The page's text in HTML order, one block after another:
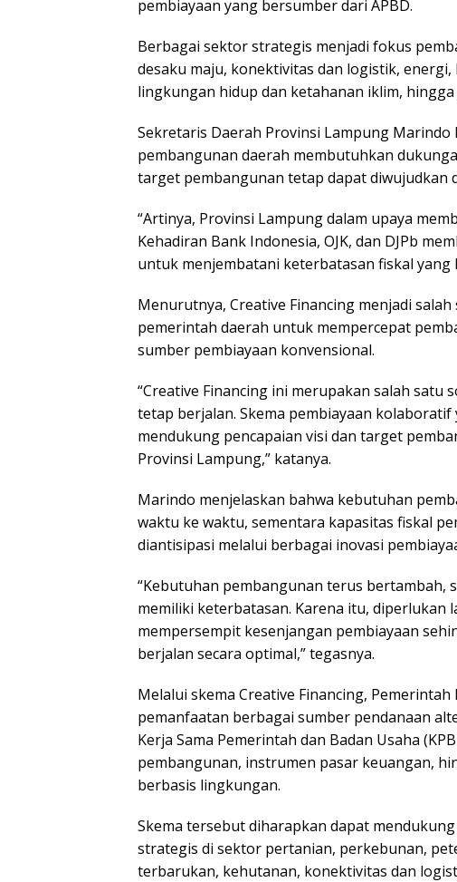
pembiayaan yang bersumber dari APBD.
Berbagai sektor strategis menjadi fokus
desaku maju, konektivitas dan logistik,
lingkungan hidup dan ketahanan iklim,
Sekretaris Daerah Provinsi Lampung Marindo
pembangunan daerah membutuhkan
target pembangunan tetap dapat diwujudkan
“Artinya, Provinsi Lampung dalam upaya
Kehadiran Bank Indonesia, OJK, dan DJPb
untuk menjembatani keterbatasan fiskal yang
Menurutnya, Creative Financing menjadi
pemerintah daerah untuk mempercepat
sumber pembiayaan konvensional.
“Creative Financing ini merupakan salah
tetap berjalan. Skema pembiayaan
mendukung pencapaian visi dan target
Provinsi Lampung,” katanya.
Marindo menjelaskan bahwa kebutuhan
waktu ke waktu, sementara kapasitas fiskal
diantisipasi melalui berbagai inovasi
“Kebutuhan pembangunan terus bertambah,
memiliki keterbatasan. Karena itu,
mempersempit kesenjangan pembiayaan
berjalan secara optimal,” tegasnya.
Melalui skema Creative Financing,
pemanfaatan berbagai sumber pendanaan
Kerja Sama Pemerintah dan Badan Usaha
pembangunan, instrumen pasar keuangan,
berbasis lingkungan.
Skema tersebut diharapkan dapat
strategis di sektor pertanian, perkebunan,
terbarukan, kehutanan, konektivitas dan